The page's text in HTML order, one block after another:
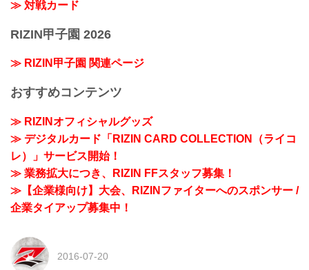
≫ 対戦カード
RIZIN甲子園 2026
≫ RIZIN甲子園 関連ページ
おすすめコンテンツ
≫ RIZINオフィシャルグッズ
≫ デジタルカード「RIZIN CARD COLLECTION（ライコ
レ）」サービス開始！
≫ 業務拡大につき、RIZIN FFスタッフ募集！
≫【企業様向け】大会、RIZINファイターへのスポンサー /
企業タイアップ募集中！
2016-07-20